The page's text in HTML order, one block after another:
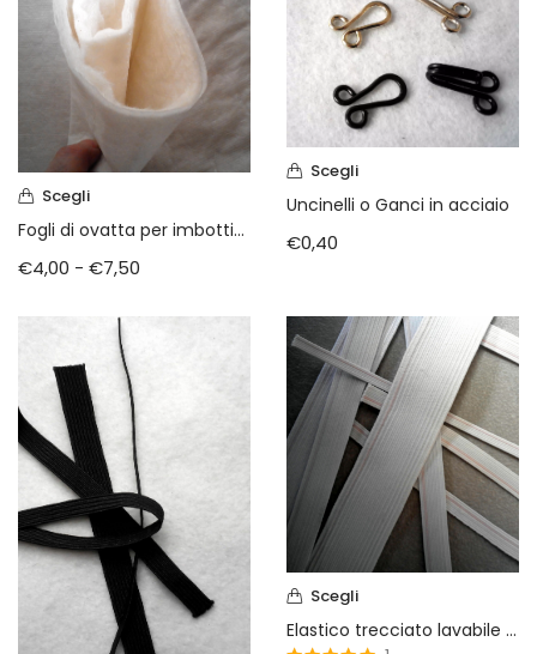
Scegli
Fogli di ovatta per imbottiture
€4,00 - €7,50
Scegli
Uncinelli o Ganci in acciaio
€0,40
Scegli
Elastico trecciato lavabile bianco